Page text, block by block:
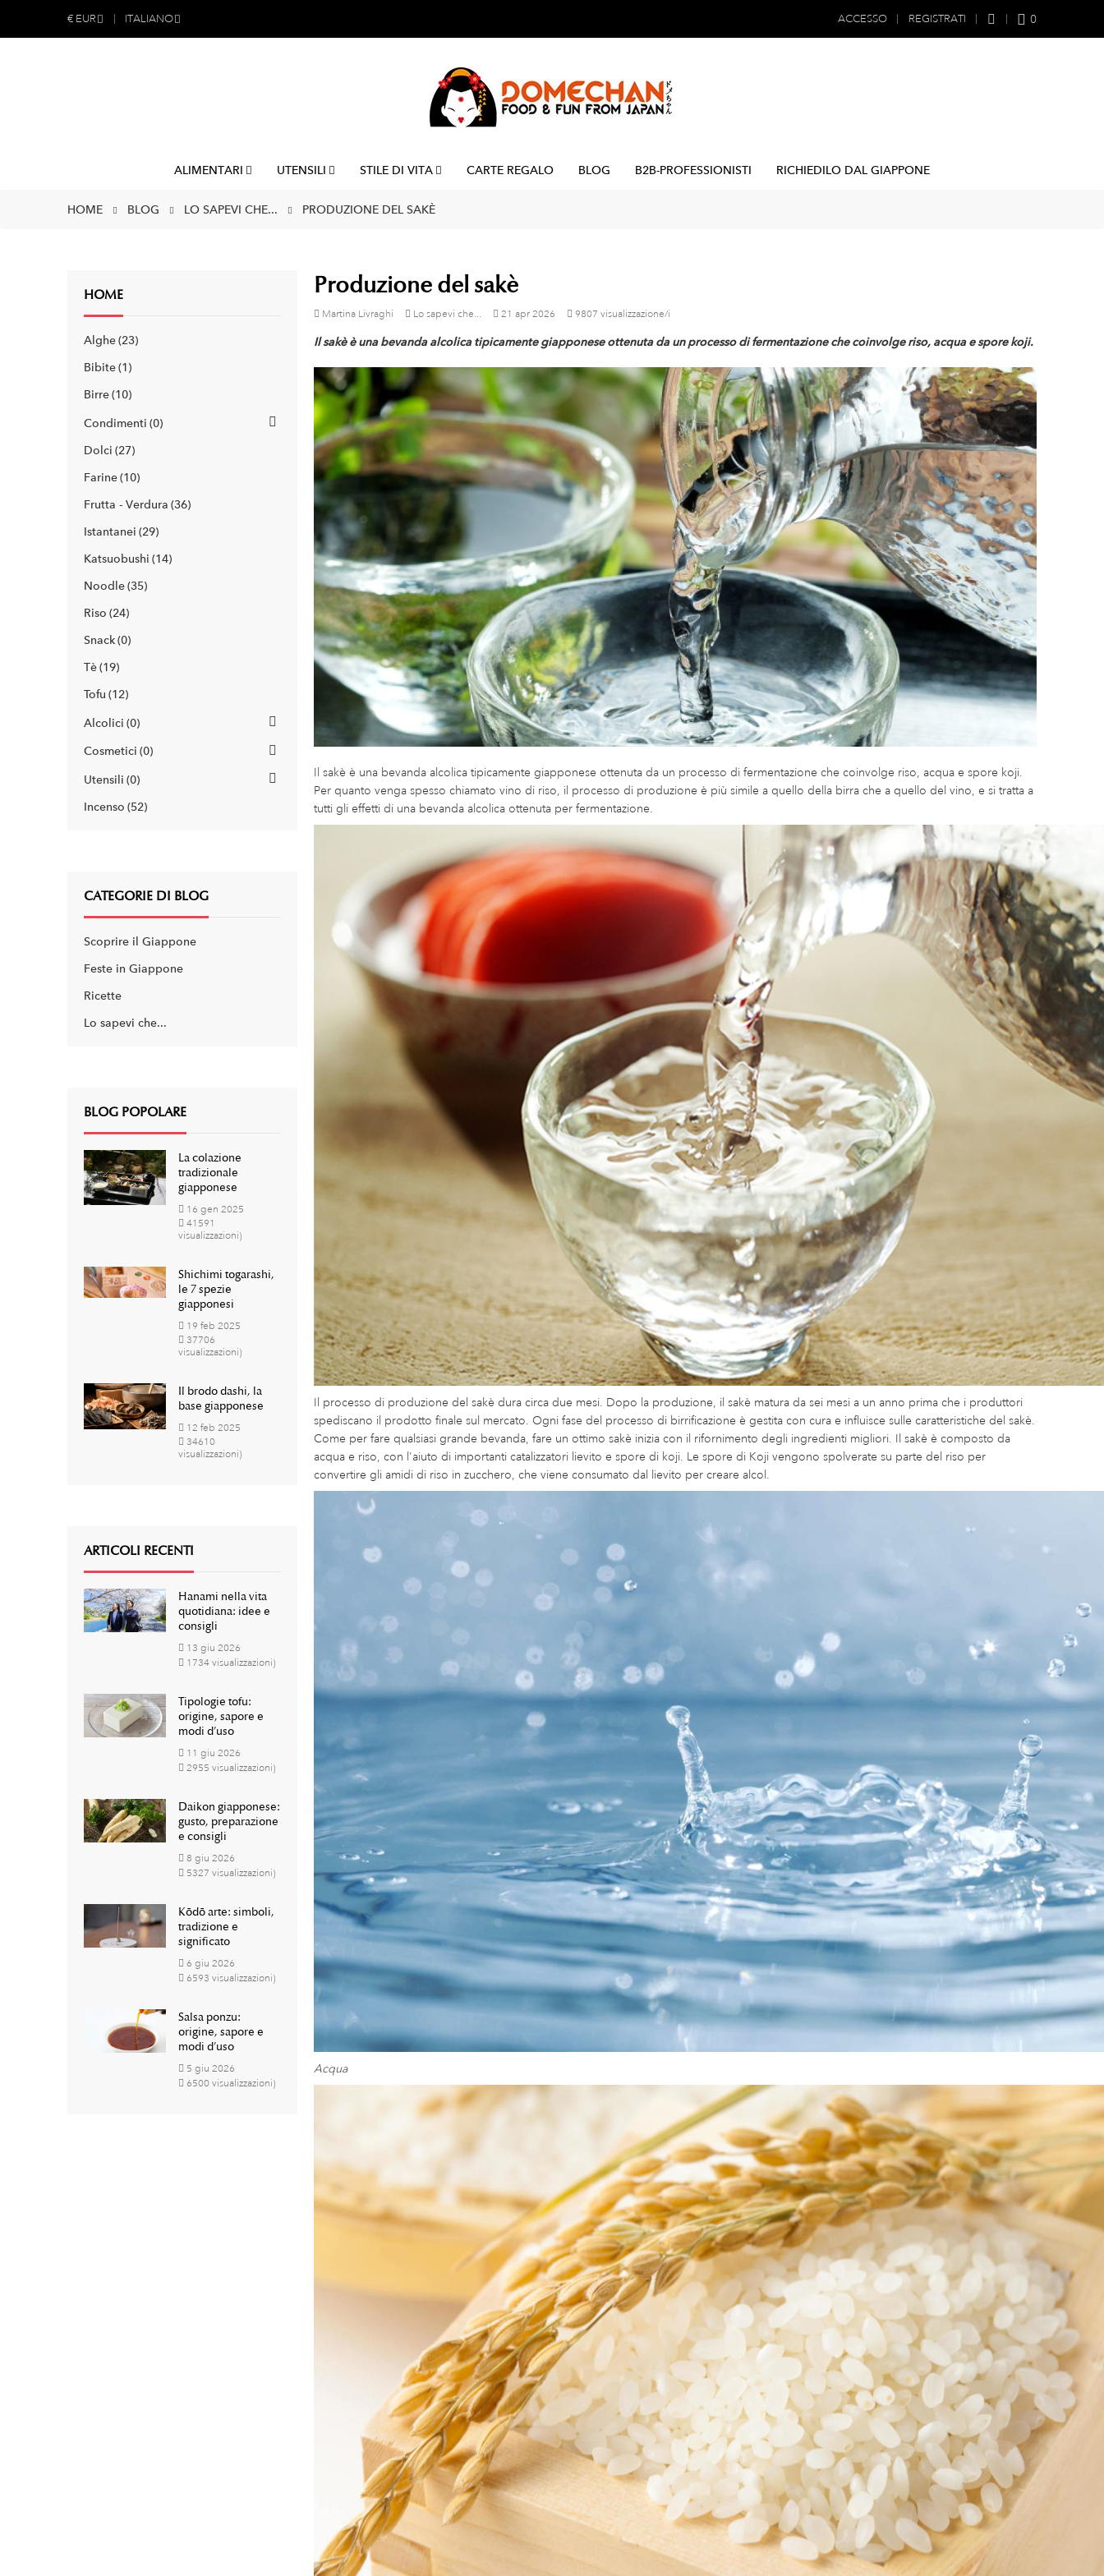
€ EUR ITALIANO ACCESSO REGISTRATI 0
ALIMENTARI UTENSILI STILE DI VITA CARTE REGALO BLOG B2B-PROFESSIONISTI RICHIEDILO DAL GIAPPONE
HOME BLOG LO SAPEVI CHE... PRODUZIONE DEL SAKÈ
HOME
Alghe 23
Bibite 1
Birre 10
Condimenti 0
Dolci 27
Farine 10
Frutta - Verdura 36
Istantanei 29
Katsuobushi 14
Noodle 35
Riso 24
Snack 0
Tè 19
Tofu 12
Alcolici 0
Cosmetici 0
Utensili 0
Incenso 52
CATEGORIE DI BLOG
Scoprire il Giappone
Feste in Giappone
Ricette
Lo sapevi che...
BLOG POPOLARE
La colazione
tradizionale
giapponese
16 gen 2025
41591
visualizzazioni)
Shichimi togarashi,
le 7 spezie
giapponesi
19 feb 2025
37706
visualizzazioni)
Il brodo dashi, la
base giapponese
12 feb 2025
34610
visualizzazioni)
ARTICOLI RECENTI
Hanami nella vita
quotidiana: idee e
consigli
13 giu 2026
1734 visualizzazioni)
Tipologie tofu:
origine, sapore e
modi d’uso
11 giu 2026
2955 visualizzazioni)
Daikon giapponese:
gusto, preparazione
e consigli
8 giu 2026
5327 visualizzazioni)
Kōdō arte: simboli,
tradizione e
significato
6 giu 2026
6593 visualizzazioni)
Salsa ponzu:
origine, sapore e
modi d’uso
5 giu 2026
6500 visualizzazioni)
Produzione del sakè
Martina Livraghi Lo sapevi che... 21 apr 2026 9807 visualizzazione/i
Il sakè è una bevanda alcolica tipicamente giapponese ottenuta da un processo di fermentazione che coinvolge riso, acqua e spore koji.
Il sakè è una bevanda alcolica tipicamente giapponese ottenuta da un processo di fermentazione che coinvolge riso, acqua e spore koji.
Per quanto venga spesso chiamato vino di riso, il processo di produzione è più simile a quello della birra che a quello del vino, e si tratta a
tutti gli effetti di una bevanda alcolica ottenuta per fermentazione.
Il processo di produzione del sakè dura circa due mesi. Dopo la produzione, il sakè matura da sei mesi a un anno prima che i produttori
spediscano il prodotto finale sul mercato. Ogni fase del processo di birrificazione è gestita con cura e influisce sulle caratteristiche del sakè.
Come per fare qualsiasi grande bevanda, fare un ottimo sakè inizia con il rifornimento degli ingredienti migliori. Il sakè è composto da
acqua e riso, con l'aiuto di importanti catalizzatori lievito e spore di koji. Le spore di Koji vengono spolverate su parte del riso per
convertire gli amidi di riso in zucchero, che viene consumato dal lievito per creare alcol.
Acqua